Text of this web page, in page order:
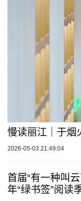
慢读丽江｜于烟
2026-05-03 21:49:04
首届“有一种叫
年“绿书签”阅读